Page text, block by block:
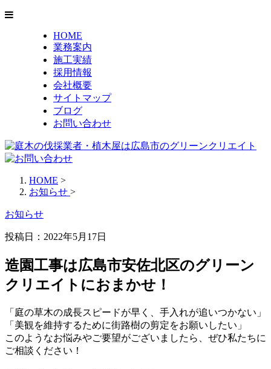
HOME
業務案内
施工実績
採用情報
会社概要
サイトマップ
ブログ
お問い合わせ
HOME >
お知らせ >
お知らせ
投稿日：2022年5月17日
造園工事は広島市安佐北区のグリーン
クリエイトにおまかせ！
「庭の草木の成長スピードが早く、手入れが追いつかない」
「美観を維持するために街路樹の剪定をお願いしたい」
このようなお悩みやご要望がございましたら、ぜひ私たちに
ご相談ください！